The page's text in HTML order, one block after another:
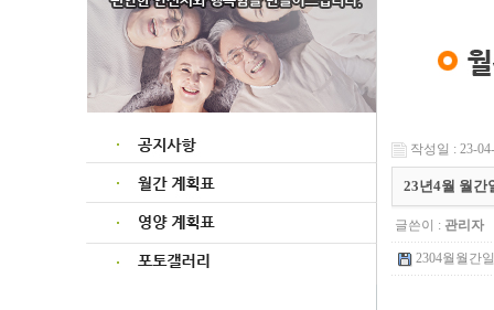
작성일 : 23-
23년4월 월간
글쓴이 : 관리자
2304월월간